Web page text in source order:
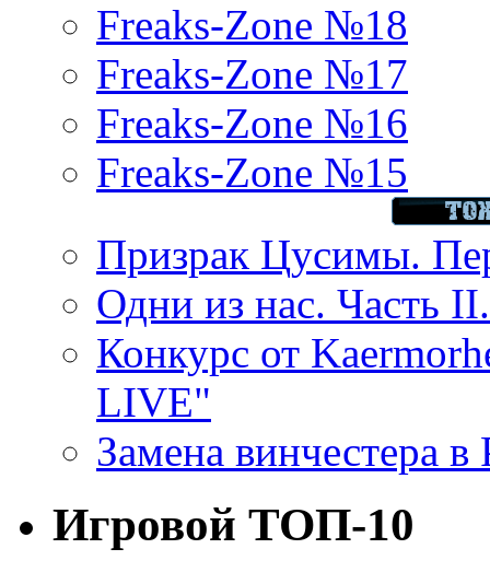
Freaks-Zone №18
Freaks-Zone №17
Freaks-Zone №16
Freaks-Zone №15
Призрак Цусимы.
Одни из нас. Часть
Конкурс от
LIVE"
Замена винчестера
Игровой ТОП-10